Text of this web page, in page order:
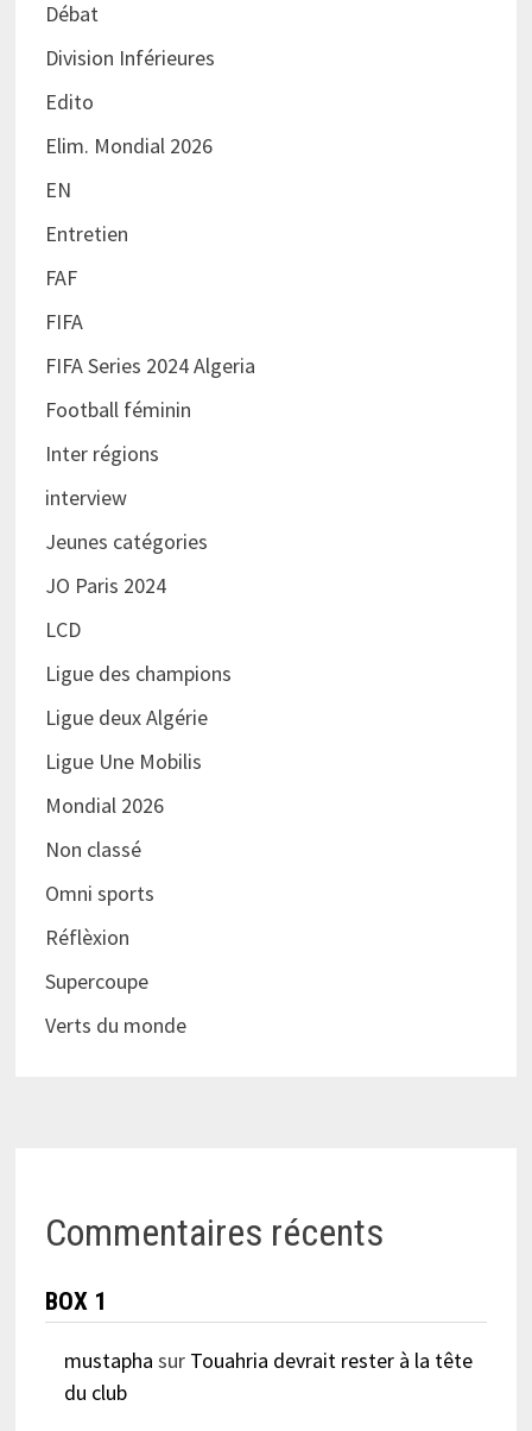
Débat
Division Inférieures
Edito
Elim. Mondial 2026
EN
Entretien
FAF
FIFA
FIFA Series 2024 Algeria
Football féminin
Inter régions
interview
Jeunes catégories
JO Paris 2024
LCD
Ligue des champions
Ligue deux Algérie
Ligue Une Mobilis
Mondial 2026
Non classé
Omni sports
Réflèxion
Supercoupe
Verts du monde
Commentaires récents
BOX 1
mustapha sur Touahria devrait rester à la tête
du club